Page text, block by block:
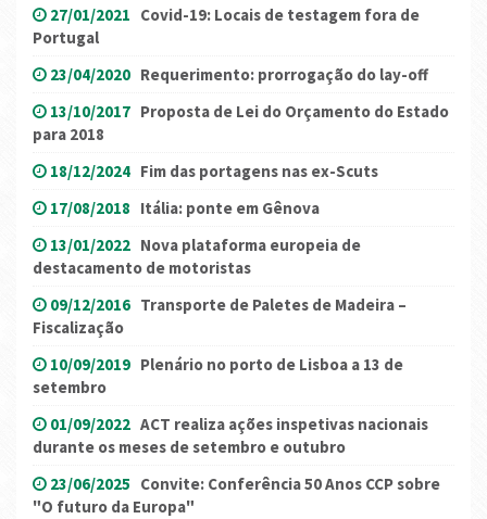
27/01/2021 Covid-19: Locais de testagem fora de
Portugal
23/04/2020 Requerimento: prorrogação do lay-off
13/10/2017 Proposta de Lei do Orçamento do Estado
para 2018
18/12/2024 Fim das portagens nas ex-Scuts
17/08/2018 Itália: ponte em Gênova
13/01/2022 Nova plataforma europeia de
destacamento de motoristas
09/12/2016 Transporte de Paletes de Madeira –
Fiscalização
10/09/2019 Plenário no porto de Lisboa a 13 de
setembro
01/09/2022 ACT realiza ações inspetivas nacionais
durante os meses de setembro e outubro
23/06/2025 Convite: Conferência 50 Anos CCP sobre
"O futuro da Europa"